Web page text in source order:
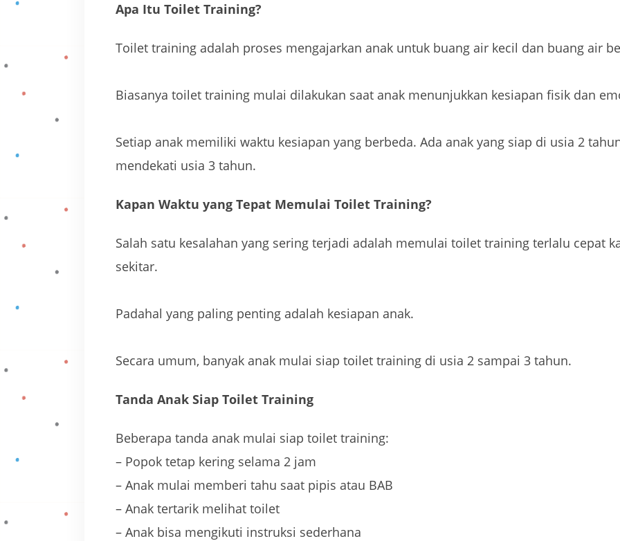
Apa Itu Toilet Training?
Toilet training adalah proses mengajarkan anak untuk buang air kecil dan buang air
Biasanya toilet training mulai dilakukan saat anak menunjukkan kesiapan fisik dan
Setiap anak memiliki waktu kesiapan yang berbeda. Ada anak yang siap di usia 2
mendekati usia 3 tahun.
Kapan Waktu yang Tepat Memulai Toilet Training?
Salah satu kesalahan yang sering terjadi adalah memulai toilet training terlalu cepat
sekitar.
Padahal yang paling penting adalah kesiapan anak.
Secara umum, banyak anak mulai siap toilet training di usia 2 sampai 3 tahun.
Tanda Anak Siap Toilet Training
Beberapa tanda anak mulai siap toilet training:
– Popok tetap kering selama 2 jam
– Anak mulai memberi tahu saat pipis atau BAB
– Anak tertarik melihat toilet
– Anak bisa mengikuti instruksi sederhana